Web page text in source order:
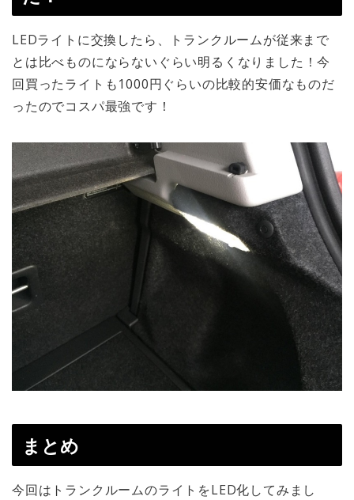
LEDライトに交換したら、トランクルームが従来まで
とは比べものにならないぐらい明るくなりました！今
回買ったライトも1000円ぐらいの比較的安価なものだ
ったのでコスパ最強です！
まとめ
今回はトランクルームのライトをLED化してみまし